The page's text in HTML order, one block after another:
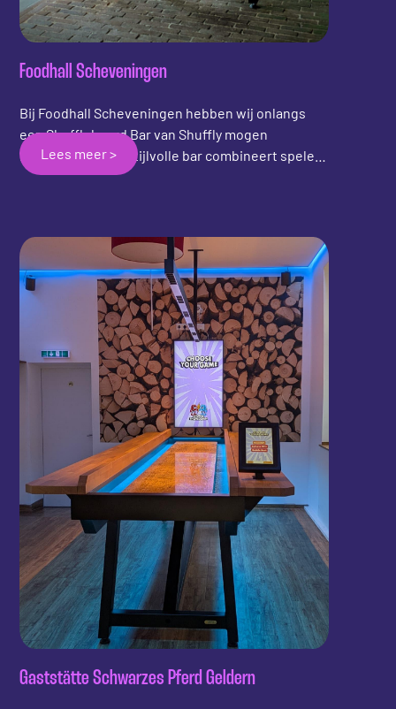
Foodhall Scheveningen
Bij Foodhall Scheveningen hebben wij onlangs
een Shuffleboard Bar van Shuffly mogen
installeren. Deze stijlvolle bar combineert spelen
en loungen: bezoekers kunnen zitten, spelen en
Lees meer >
Gaststätte Schwarzes Pferd Geldern